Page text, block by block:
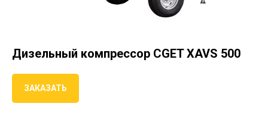
Дизельный компрессор CGET XAVS 500
ЗАКАЗАТЬ